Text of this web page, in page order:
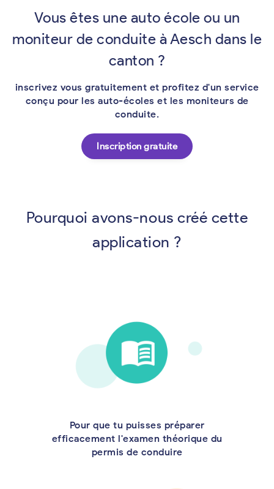
Vous êtes une auto école ou un
moniteur de conduite à Aesch dans le
canton ?
inscrivez vous gratuitement et profitez d'un service
conçu pour les auto-écoles et les moniteurs de
conduite.
Inscription gratuite
Pourquoi avons-nous créé cette
application ?
Pour que tu puisses préparer
efficacement l'examen théorique du
permis de conduire